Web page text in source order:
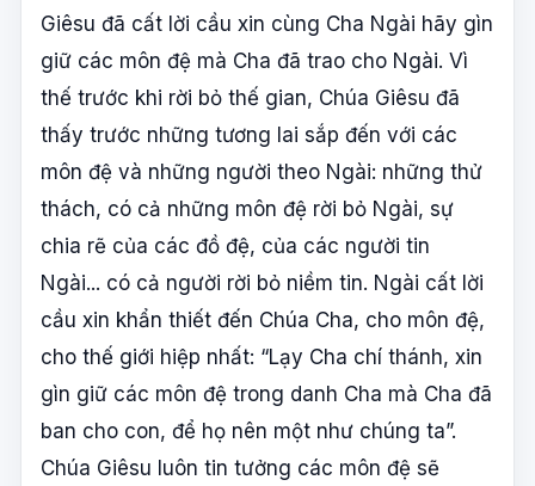
Giêsu đã cất lời cầu xin cùng Cha Ngài hãy gìn
giữ các môn đệ mà Cha đã trao cho Ngài. Vì
thế trước khi rời bỏ thế gian, Chúa Giêsu đã
thấy trước những tương lai sắp đến với các
môn đệ và những người theo Ngài: những thử
thách, có cả những môn đệ rời bỏ Ngài, sự
chia rẽ của các đồ đệ, của các người tin
Ngài... có cả người rời bỏ niềm tin. Ngài cất lời
cầu xin khẩn thiết đến Chúa Cha, cho môn đệ,
cho thế giới hiệp nhất: “Lạy Cha chí thánh, xin
gìn giữ các môn đệ trong danh Cha mà Cha đã
ban cho con, để họ nên một như chúng ta”.
Chúa Giêsu luôn tin tưởng các môn đệ sẽ